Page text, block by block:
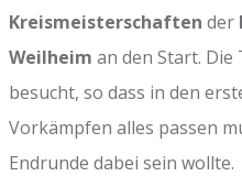
Kreismeisterschaften der
Weilheim an den Start.
besucht, so dass in den
Vorkämpfen alles passen
Endrunde dabei sein wollte.